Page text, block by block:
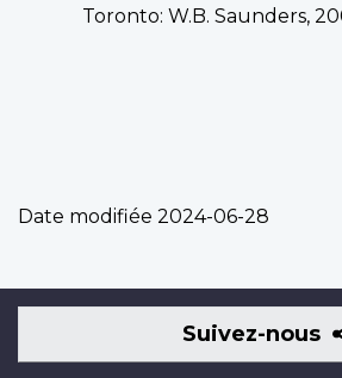
Toronto: W.B. Saunders,
Date modifiée 2024-06-28
Suivez-nous